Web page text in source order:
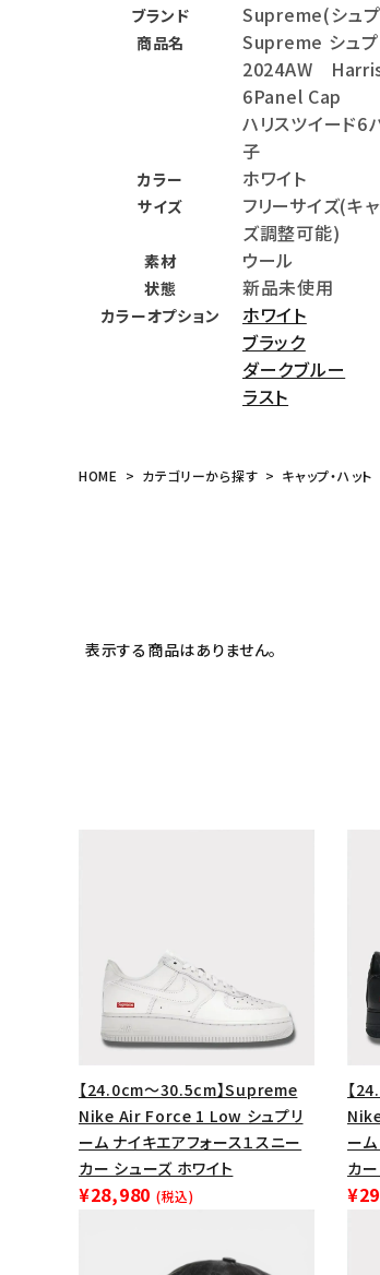
キーワードから探す
会員登録
ブランド Supreme(シュ
商品名
Supreme シュプ
2024AW
6Panel Cap
ハリスツイード6
子
カラー ホワイト
サイズ
フリーサイズ(キ
ズ調整可能)
素材 ウール
状態 新品未使用
カラーオプション
ホワイト
ブラック
ダークブルー
ラスト
HOME カテゴリーから探す キャップ・ハット
表示する商品はありません。
【24.0cm～30.5cm】Supreme
Nike Air Force 1 Low シュプリ
ーム ナイキエアフォース１スニー
カー シューズ ホワイト
¥28,980 (税込)
【
ー
カ